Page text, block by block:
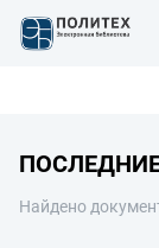
Найдено